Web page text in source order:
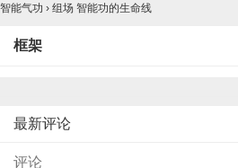
智能气功 › 组场 智能功的生命线
框架
最新评论